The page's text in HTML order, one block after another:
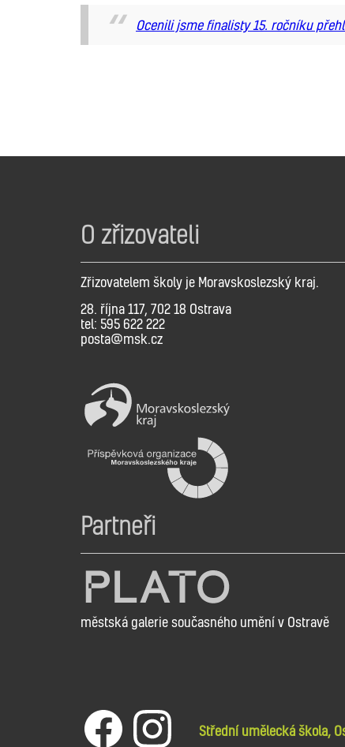
Ocenili jsme finalisty 15. ročníku
O zřizovateli
Zřizovatelem školy je Moravskoslezský kraj.
28. října 117, 702 18 Ostrava
tel: 595 622 222
posta@msk.cz
Partneři
městská galerie současného umění v Ostravě
Střední umělecká škola,